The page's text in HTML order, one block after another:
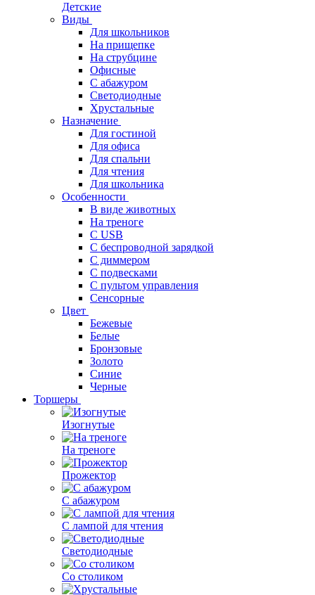
Детские
Виды
Для школьников
На прищепке
На струбцине
Офисные
С абажуром
Светодиодные
Хрустальные
Назначение
Для гостиной
Для офиса
Для спальни
Для чтения
Для школьника
Особенности
В виде животных
На треноге
С USB
С беспроводной зарядкой
С диммером
С подвесками
С пультом управления
Сенсорные
Цвет
Бежевые
Белые
Бронзовые
Золото
Синие
Черные
Торшеры
Изогнутые
На треноге
Прожектор
С абажуром
С лампой для чтения
Светодиодные
Со столиком